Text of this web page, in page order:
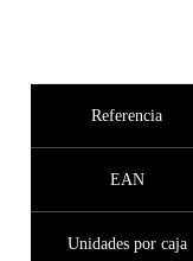
Referencia
EAN
Unidades por caja